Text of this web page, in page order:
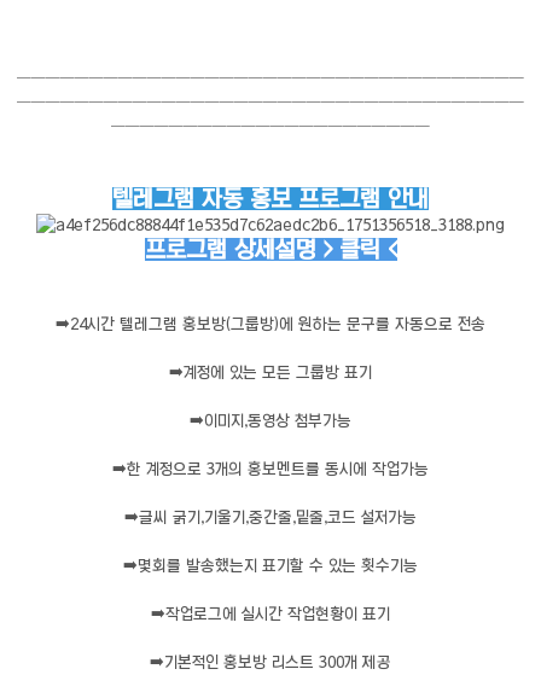
───────────────────────────────────
───────────────────────────────────
──────────────────────
텔레그램 자동 홍보 프로그램 안내
프로그램 상세설명 > 클릭 <
➡️24시간 텔레그램 홍보방(그룹방)에 원하는 문구를 자동으로 전송
➡️계정에 있는 모든 그룹방 표기
➡️이미지,동영상 첨부가능
➡️한 계정으로 3개의 홍보멘트를 동시에 작업가능
➡️글씨 굵기,기울기,중간줄,밑줄,코드 설저가능
➡️몇회를 발송했는지 표기할 수 있는 횟수기능
➡️작업로그에 실시간 작업현황이 표기
➡️기본적인 홍보방 리스트 300개 제공